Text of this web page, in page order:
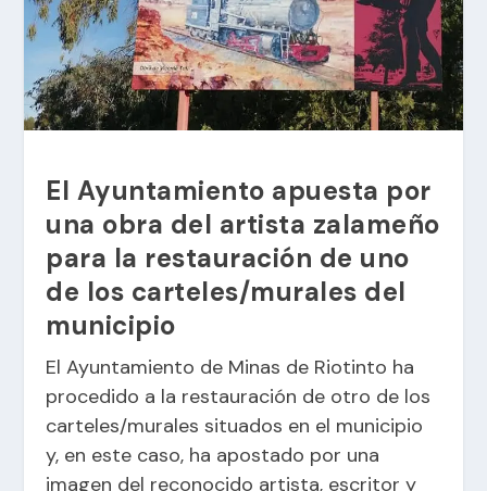
El Ayuntamiento apuesta por
una obra del artista zalameño
para la restauración de uno
de los carteles/murales del
municipio
El Ayuntamiento de Minas de Riotinto ha
procedido a la restauración de otro de los
carteles/murales situados en el municipio
y, en este caso, ha apostado por una
imagen del reconocido artista, escritor y